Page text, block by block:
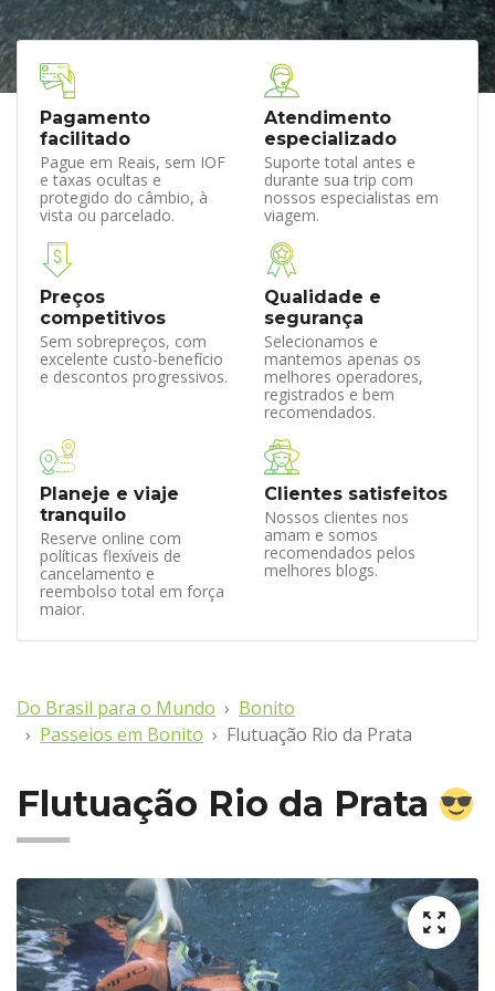
Pagamento
facilitado
Pague em Reais, sem IOF
e taxas ocultas e
protegido do câmbio, à
vista ou parcelado.
Atendimento
especializado
Suporte total antes e
durante sua trip com
nossos especialistas em
viagem.
Preços
competitivos
Sem sobrepreços, com
excelente custo-benefício
e descontos progressivos.
Qualidade e
segurança
Selecionamos e
mantemos apenas os
melhores operadores,
registrados e bem
recomendados.
Planeje e viaje
tranquilo
Reserve online com
políticas flexíveis de
cancelamento e
reembolso total em força
maior.
Clientes satisfeitos
Nossos clientes nos
amam e somos
recomendados pelos
melhores blogs.
Do Brasil para o Mundo
Bonito
Passeios em Bonito
Flutuação Rio da Prata
Flutuação Rio da Prata